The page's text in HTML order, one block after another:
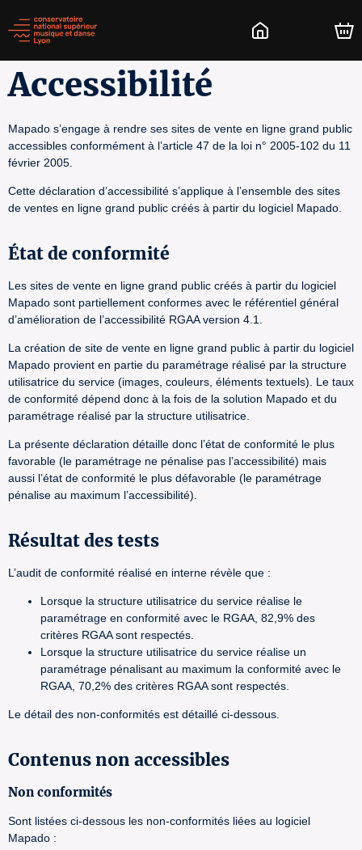
Accessibilité
Mapado s’engage à rendre ses sites de vente en ligne grand public
accessibles conformément à l’article 47 de la loi n° 2005-102 du 11
février 2005.
Cette déclaration d’accessibilité s’applique à l’ensemble des sites
de ventes en ligne grand public créés à partir du logiciel Mapado.
État de conformité
Les sites de vente en ligne grand public créés à partir du logiciel
Mapado sont partiellement conformes avec le référentiel général
d’amélioration de l’accessibilité RGAA version 4.1.
La création de site de vente en ligne grand public à partir du logiciel
Mapado provient en partie du paramétrage réalisé par la structure
utilisatrice du service (images, couleurs, éléments textuels). Le taux
de conformité dépend donc à la fois de la solution Mapado et du
paramétrage réalisé par la structure utilisatrice.
La présente déclaration détaille donc l’état de conformité le plus
favorable (le paramétrage ne pénalise pas l’accessibilité) mais
aussi l’état de conformité le plus défavorable (le paramétrage
pénalise au maximum l’accessibilité).
Résultat des tests
L’audit de conformité réalisé en interne révèle que :
Lorsque la structure utilisatrice du service réalise le
paramétrage en conformité avec le RGAA, 82,9% des
critères RGAA sont respectés.
Lorsque la structure utilisatrice du service réalise un
paramétrage pénalisant au maximum la conformité avec le
RGAA, 70,2% des critères RGAA sont respectés.
Le détail des non-conformités est détaillé ci-dessous.
Contenus non accessibles
Non conformités
Sont listées ci-dessous les non-conformités liées au logiciel
Mapado :